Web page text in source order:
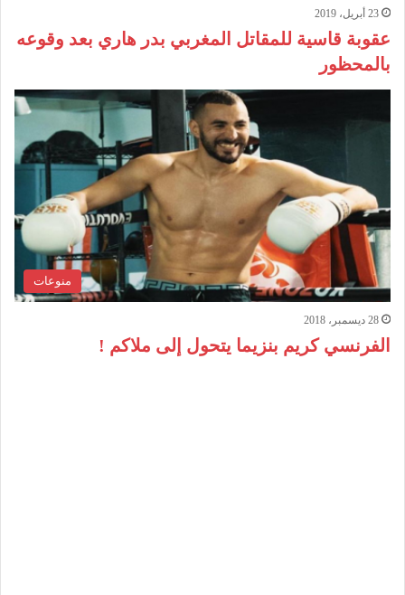
23 أبريل، 2019
عقوبة قاسية للمقاتل المغربي بدر هاري بعد وقوعه
بالمحظور
منوعات
28 ديسمبر، 2018
الفرنسي كريم بنزيما يتحول إلى ملاكم !